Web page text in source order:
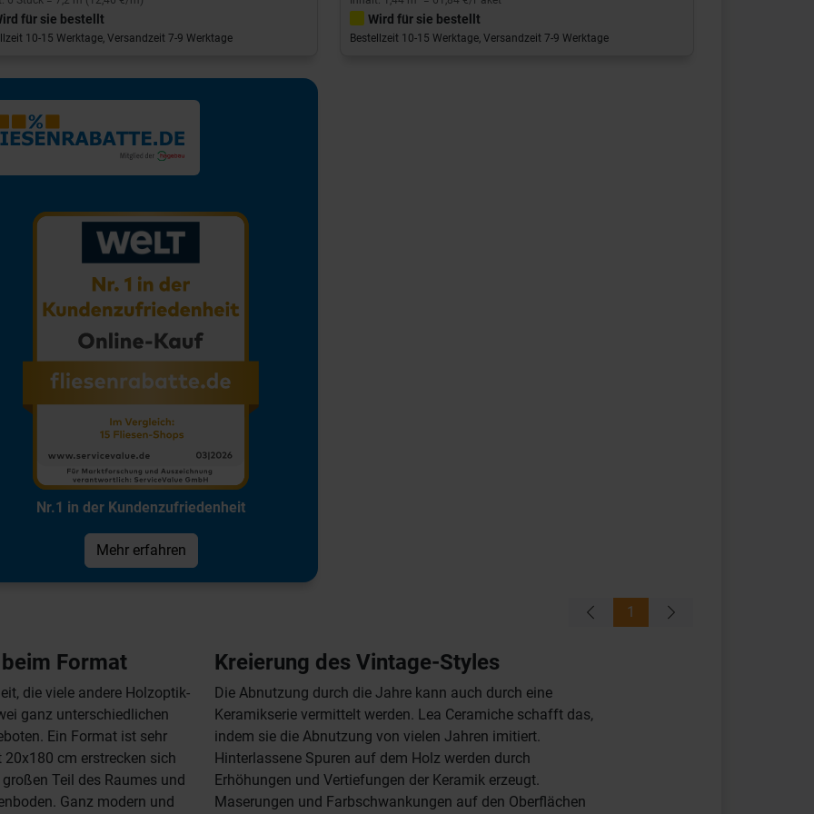
für sie bestellt
10-15 Werktage, Versandzeit 7-9 Werktage
Wird für sie bestellt
Bestellzeit 10-15 Werktage, Versandzeit 7-9 Werktage
Nr.1 in der Kundenzufriedenheit
Mehr erfahren
1
Format
die viele andere Holzoptik-
ganz unterschiedlichen
Ein Format ist sehr
cm erstrecken sich
Teil des Raumes und
Ganz modern und
Kreierung des Vintage-Styles
Die Abnutzung durch die Jahre kann auch durch eine
Keramikserie vermittelt werden. Lea Ceramiche schafft das,
indem sie die Abnutzung von vielen Jahren imitiert.
Hinterlassene Spuren auf dem Holz werden durch
Erhöhungen und Vertiefungen der Keramik erzeugt.
Maserungen und Farbschwankungen auf den Oberflächen